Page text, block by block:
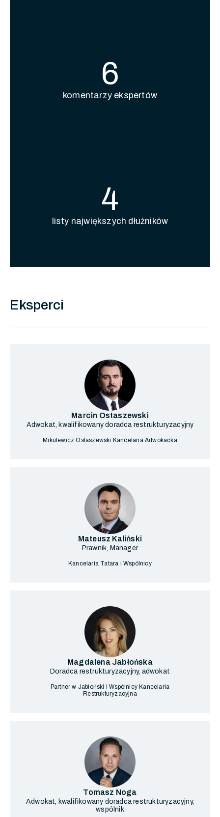
6
komentarzy ekspertów
4
listy największych dłużników
Eksperci
Marcin Ostaszewski
Adwokat, kwalifikowany doradca restrukturyzacyjny
Mikulewicz Ostaszewski Kancelaria Adwokacka
Mateusz Kaliński
Prawnik, Manager
Kancelaria Tatara i Wspólnicy
Magdalena Jabłońska
Doradca restrukturyzacyjny, adwokat
Partner w Jabłoński i Wspólnicy Kancelaria
Restrukturyzacyjna
Tomasz Noga
Adwokat, kwalifikowany doradca restrukturyzacyjny,
wspólnik